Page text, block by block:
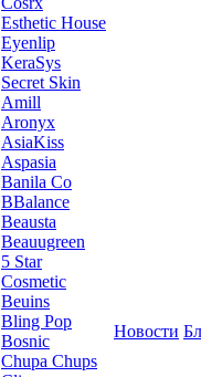
Esthetic House
Eyenlip
KeraSys
Secret Skin
Amill
Aronyx
AsiaKiss
Aspasia
Banila Co
BBalance
Beausta
Beauugreen
5 Star
Cosmetic
Beuins
Bling Pop
Bosnic
Chupa Chups
Новости